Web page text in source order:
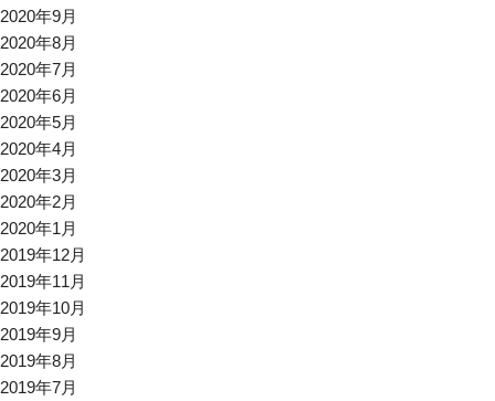
2020年9月
2020年8月
2020年7月
2020年6月
2020年5月
2020年4月
2020年3月
2020年2月
2020年1月
2019年12月
2019年11月
2019年10月
2019年9月
2019年8月
2019年7月